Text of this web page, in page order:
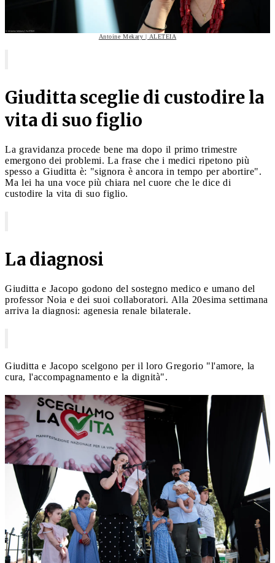
Antoine Mekary | ALETEIA
Giuditta sceglie di custodire la
vita di suo figlio
La gravidanza procede bene ma dopo il primo trimestre
emergono dei problemi. La frase che i medici ripetono più
spesso a Giuditta è: "signora è ancora in tempo per abortire".
Ma lei ha una voce più chiara nel cuore che le dice di
custodire la vita di suo figlio.
La diagnosi
Giuditta e Jacopo godono del sostegno medico e umano del
professor Noia e dei suoi collaboratori. Alla 20esima settimana
arriva la diagnosi: agenesia renale bilaterale.
Giuditta e Jacopo scelgono per il loro Gregorio "l'amore, la
cura, l'accompagnamento e la dignità".